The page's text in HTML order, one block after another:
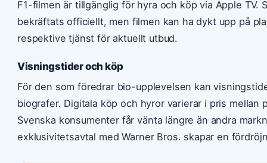
F1-filmen är tillgänglig för hyra och köp via Apple TV.
bekräftats officiellt, men filmen kan ha dykt upp på
respektive tjänst för aktuellt utbud.
Visningstider och köp
För den som föredrar bio-upplevelsen kan
biografer. Digitala köp och hyror varierar i pris mellan
Svenska konsumenter får vänta längre än andra
exklusivitetsavtal med Warner Bros. skapar en